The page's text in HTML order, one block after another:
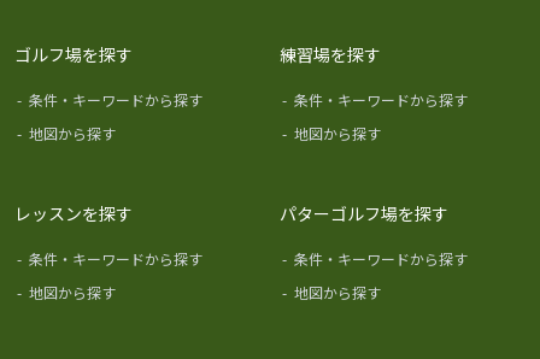
ゴルフ場を探す
- 条件・キーワードから探す
- 地図から探す
練習場を探す
- 条件・キーワードから探す
- 地図から探す
レッスンを探す
- 条件・キーワードから探す
- 地図から探す
パターゴルフ場を探す
- 条件・キーワードから探す
- 地図から探す